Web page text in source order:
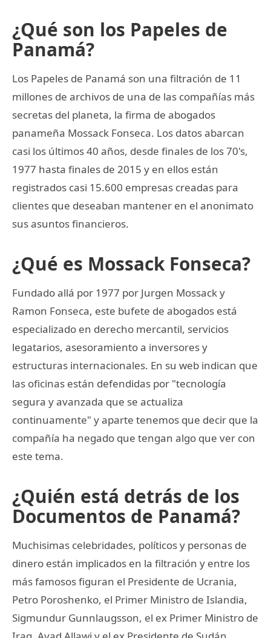
¿Qué son los Papeles de
Panamá?
Los Papeles de Panamá son una filtración de 11
millones de archivos de una de las compañías más
secretas del planeta, la firma de abogados
panameña Mossack Fonseca. Los datos abarcan
casi los últimos 40 años, desde finales de los 70's,
1977 hasta finales de 2015 y en ellos están
registrados casi 15.600 empresas creadas para
clientes que deseaban mantener en el anonimato
sus asuntos financieros.
¿Qué es Mossack Fonseca?
Fundado allá por 1977 por Jurgen Mossack y
Ramon Fonseca, este bufete de abogados está
especializado en derecho mercantil, servicios
legatarios, asesoramiento a inversores y
estructuras internacionales. En su web indican que
las oficinas están defendidas por "tecnología
segura y avanzada que se actualiza
continuamente" y aparte tenemos que decir que la
compañía ha negado que tengan algo que ver con
este tema.
¿Quién está detrás de los
Documentos de Panamá?
Muchisimas celebridades, políticos y personas de
dinero están implicados en la filtración y entre los
más famosos figuran el Presidente de Ucrania,
Petro Poroshenko, el Primer Ministro de Islandia,
Sigmundur Gunnlaugsson, el ex Primer Ministro de